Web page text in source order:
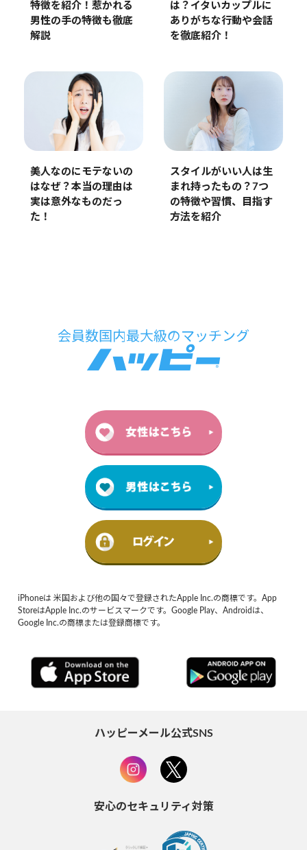
特徴を紹介！惹かれる
男性の手の特徴も徹底
解説
は？イタいカップルに
ありがちな行動や会話
を徹底紹介！
美人なのにモテないの
はなぜ？本当の理由は
実は意外なものだっ
た！
スタイルがいい人は生
まれ持ったもの？7つ
の特徴や習慣、目指す
方法を紹介
iPhoneは 米国および他の国々で登録されたApple Inc.の商標です。App
StoreはApple Inc.のサービスマークです。Google Play、Androidは、
Google Inc.の商標または登録商標です。
ハッピーメール公式SNS
安心のセキュリティ対策